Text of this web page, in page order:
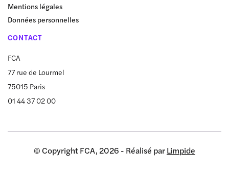
Mentions légales
Données personnelles
CONTACT
FCA
77 rue de Lourmel
75015 Paris
01 44 37 02 00
© Copyright FCA, 2026 - Réalisé parLimpide